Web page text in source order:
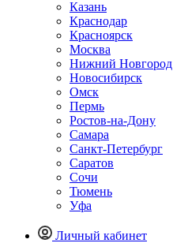
Казань
Краснодар
Красноярск
Москва
Нижний Новгород
Новосибирск
Омск
Пермь
Ростов-на-Дону
Самара
Санкт-Петербург
Саратов
Сочи
Тюмень
Уфа
Личный кабинет